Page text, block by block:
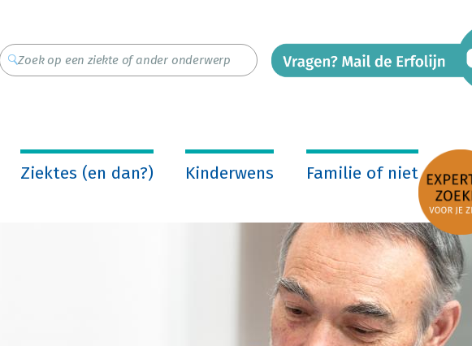
Ziektes (en dan?) Kinderwens Familie of niet